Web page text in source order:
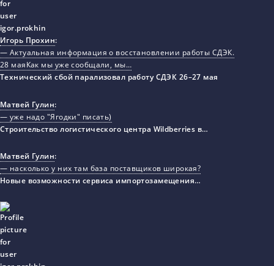
Игорь Прохин:
— Актуальная информация о восстановлении работы СДЭК.
28 маяКак мы уже сообщали, мы…
Технический сбой парализовал работу СДЭК 26–27 мая
Матвей Гулин:
— уже надо "Ягодки" писать)
Строительство логистического центра Wildberries в…
Матвей Гулин:
— насколько у них там база поставщиков широкая?
Новые возможности сервиса импортозамещения…